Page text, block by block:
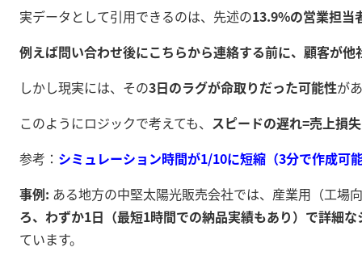
実データとして引用できるのは、先述の13.9%の営業担当
例えば問い合わせ後にこちらから連絡する前に、顧客が
しかし現実には、その3日のラグが命取りだった可能性が
このようにロジックで考えても、 スピードの遅れ=売上損
参考： シミュレーション時間が1/10に短縮（3分で作成可
事例: ある地方の中堅太陽光販売会社では、産業用（工場
ろ、わずか1日（最短1時間での納品実績もあり）で詳細
ています。